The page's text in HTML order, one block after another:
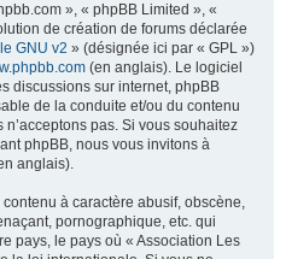
», « phpBB Limited », «
de création de forums déclarée
GNU v2 » (désignée ici par « GPL »)
(en anglais). Le logiciel
discussions sur internet, phpBB
de la conduite et/ou du contenu
pas. Si vous souhaitez
phpBB, nous vous invitons à
anglais).
à caractère abusif, obscène,
pornographique, etc. qui
pays, le pays où « Association Les